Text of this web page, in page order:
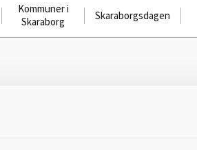
Kommuner i
Skaraborg
Skaraborgsdagen